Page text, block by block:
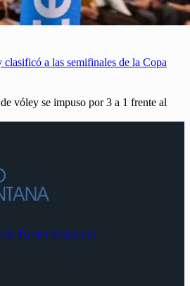
a las semifinales de la Copa
vóley se impuso por 3 a 1 frente al
Twitter Instagram